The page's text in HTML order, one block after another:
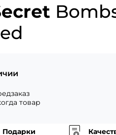
товар
Подарки